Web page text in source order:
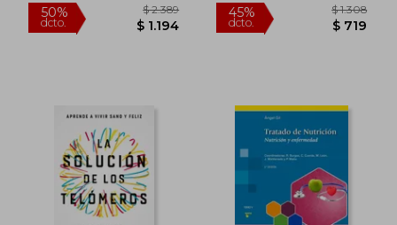
45%
dcto.
$ 4.233
$ 2.328
50%
dcto.
$
$